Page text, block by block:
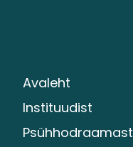
Avaleht
Instituudist
Psühhodraamast